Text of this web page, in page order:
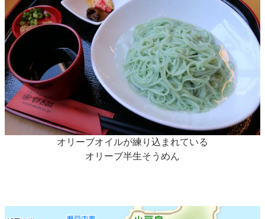
オリーブオイルが練り込まれている
オリーブ半生そうめん